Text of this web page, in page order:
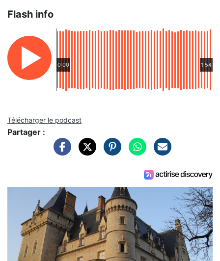
Flash info
0:00 1:54
Télécharger le podcast
Partager :